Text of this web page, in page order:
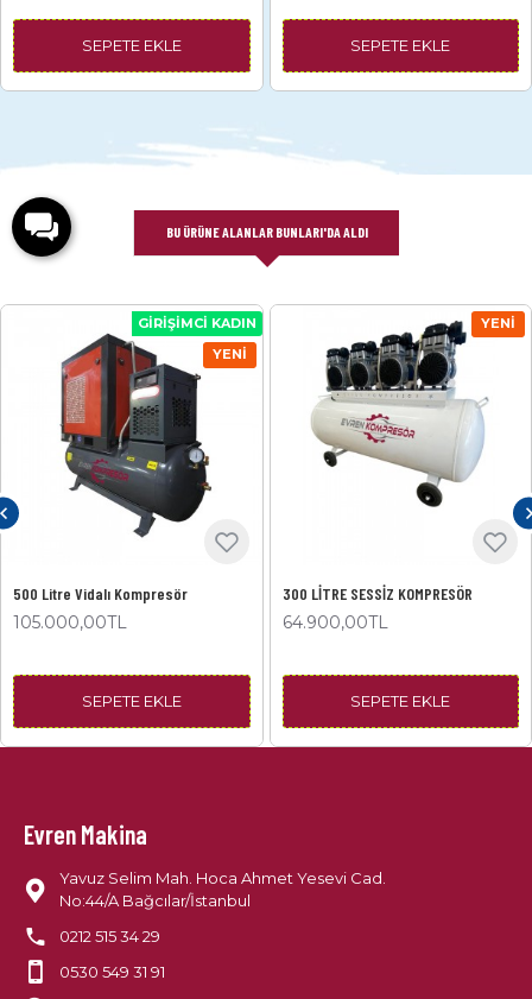
SEPETE EKLE SEPETE EKLE
BU ÜRÜNE ALANLAR BUNLARI'DA ALDI
YENI
GIRIŞIMCI KADIN
500 Litre Vidalı Kompresör
105.000,00TL
SEPETE EKLE
YENI
300 LİTRE SESSİZ KOMPRESÖR
64.900,00TL
SEPETE EKLE
Evren Makina
Yavuz Selim Mah. Hoca Ahmet Yesevi Cad.
No:44/A Bağcılar/İstanbul
0212 515 34 29
0530 549 31 91